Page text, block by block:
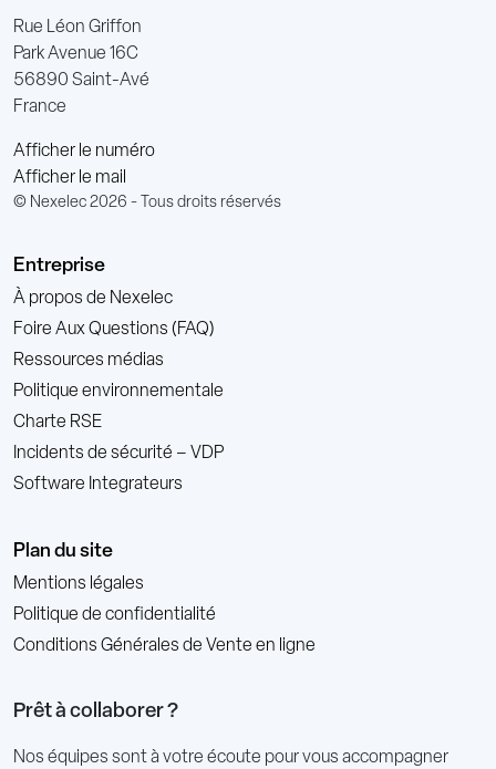
Rue Léon Griffon
Park Avenue 16C
56890 Saint-Avé
France
Afficher le numéro
Afficher le mail
© Nexelec 2026 - Tous droits réservés
Entreprise
À propos de Nexelec
Foire Aux Questions (FAQ)
Ressources médias
Politique environnementale
Charte RSE
Incidents de sécurité – VDP
Software Integrateurs
Plan du site
Mentions légales
Politique de confidentialité
Conditions Générales de Vente en ligne
Prêt à collaborer ?
Nos équipes sont à votre écoute pour vous accompagner